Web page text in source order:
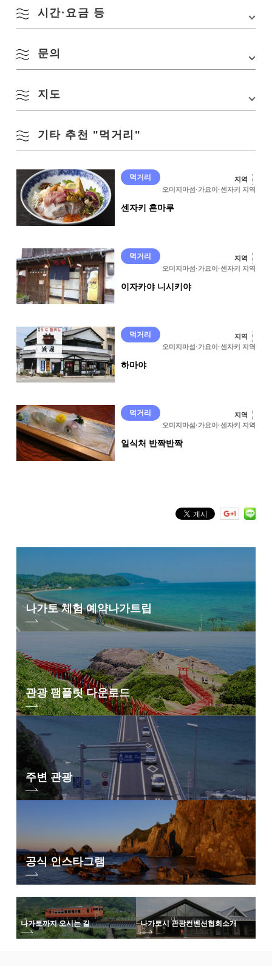
주소 나가토시 센자키 733-20
교통편
공식 SNS 계정 Instagram Facebook
시간·요금 등
영업시간문의
하마차야 미키
지도
기타 추천 "먹거리"
먹거리
지역
오미지마섬·가요이·센자키 지역
센자키 혼마루
먹거리
지역
오미지마섬·가요이·센자키 지역
이자카야 니시키야
먹거리
지역
오미지마섬·가요이·센자키 지역
하마야
먹거리
지역
오미지마섬·가요이·센자키 지역
일식처 반짝반짝
나가토 체험 예약나가트립
관광 팸플릿 다운로드
주변 관광
공식 인스타그램
나가토까지 오시는 길 나가토시 관광컨벤션협회소개